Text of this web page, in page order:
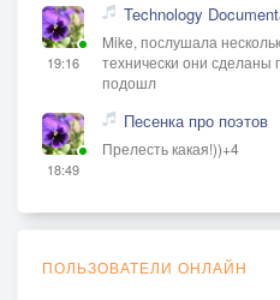
19:16
Technology
Mike, послушала
технически они
подошл
18:49
Песенка про поэтов
Прелесть какая!))+4
ПОЛЬЗОВАТЕЛИ ОНЛАЙН